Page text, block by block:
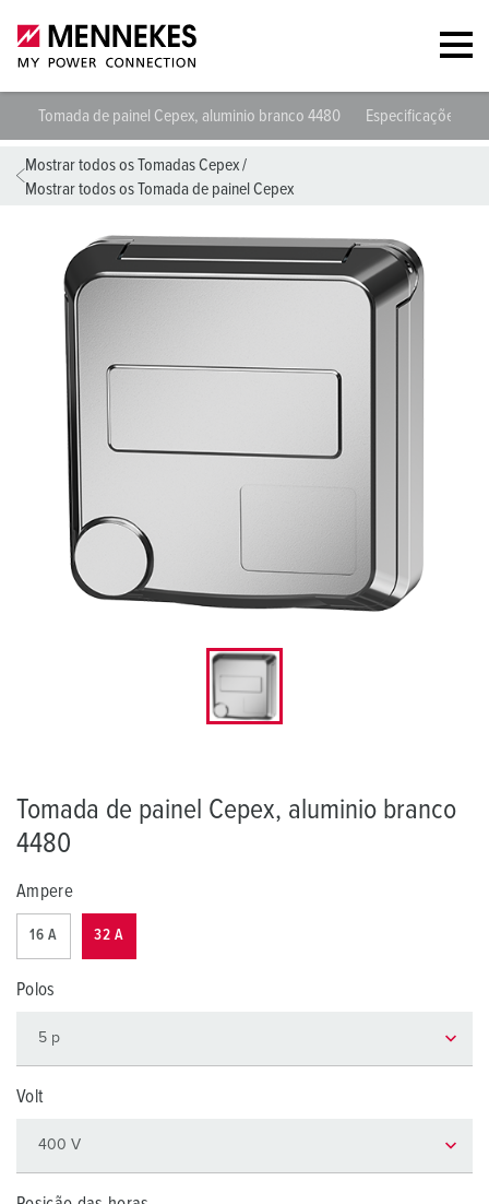
Tomada de painel Cepex, aluminio branco 4480 Especificações
Mostrar todos os Tomadas Cepex/
Mostrar todos os Tomada de painel Cepex
Tomada de painel Cepex, aluminio branco
4480
Ampere
16 A 32 A
Polos
Volt